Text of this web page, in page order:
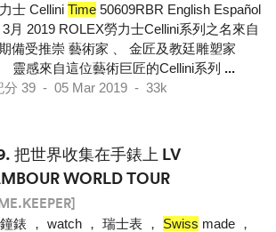
士 Cellini Time 50609RBR English Español
月 2019 ROLEX勞力士Cellini系列之名來自
備受推崇 藝術家 、 金匠及教廷雕塑家
靈感來自這位藝術巨匠的Cellini系列 ...
39 - 05 Mar 2019 - 33k
把世界收集在手錶上 LV
WORLD TOUR
錶 ， watch ， 瑞士表 ， Swiss made ，